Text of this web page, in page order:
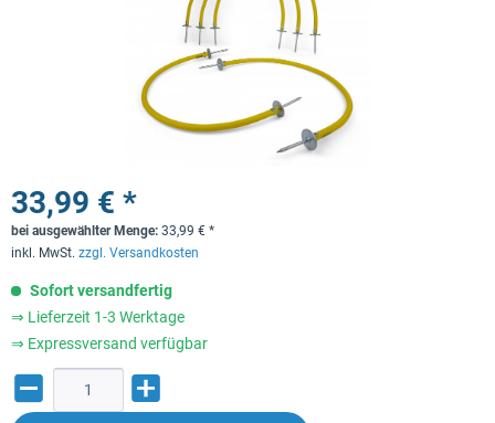
33,99 € *
bei ausgewählter Menge: 33,99 € *
inkl. MwSt. zzgl. Versandkosten
Sofort versandfertig
⇒ Lieferzeit 1-3 Werktage
⇒ Expressversand verfügbar